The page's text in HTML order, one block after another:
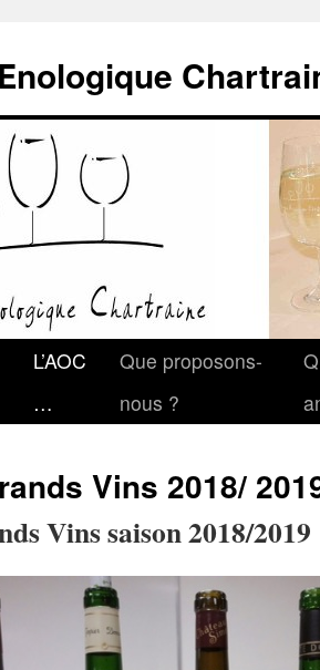
L’AOC
…
Que proposons-
nous ?
Vins 2018/
Vins saison 2018/2019